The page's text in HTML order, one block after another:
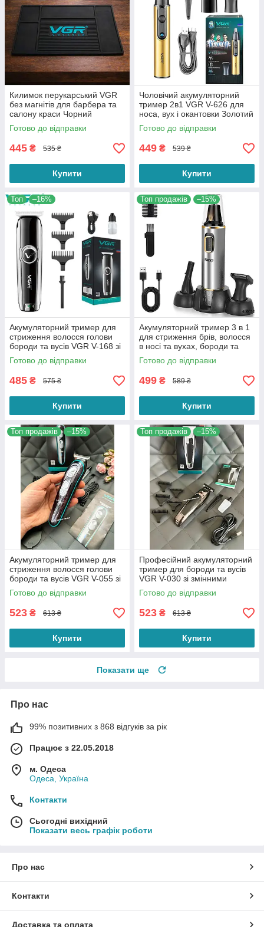
Килимок перукарський VGR
без магнітів для барбера та
салону краси Чорний
Готово до відправки
445 ₴ 535 ₴
Купити
Чоловічий акумуляторний
тример 2в1 VGR V-626 для
носа, вух і окантовки Золотий
Готово до відправки
449 ₴ 539 ₴
Купити
Топ –16%
Акумуляторний тример для
стриження волосся голови
бороди та вусів VGR V-168 зі
змінними насадками
Готово до відправки
485 ₴ 575 ₴
Купити
Топ продажів –15%
Акумуляторний тример 3 в 1
для стриження брів, волосся
в носі та вухах, бороди та
вусів DSP 40032
Готово до відправки
499 ₴ 589 ₴
Купити
Топ продажів –15%
Акумуляторний тример для
стриження волосся голови
бороди та вусів VGR V-055 зі
змінними насадками
Готово до відправки
523 ₴ 613 ₴
Купити
Топ продажів –15%
Професійний акумуляторний
тример для бороди та вусів
VGR V-030 зі змінними
насадками (5 штук)
Готово до відправки
523 ₴ 613 ₴
Купити
Показати ще
Про нас
99% позитивних з 868 відгуків за рік
Працює з 22.05.2018
м. Одеса
Одеса, Україна
Контакти
Сьогодні вихідний
Показати весь графік роботи
Про нас
Контакти
Доставка та оплата